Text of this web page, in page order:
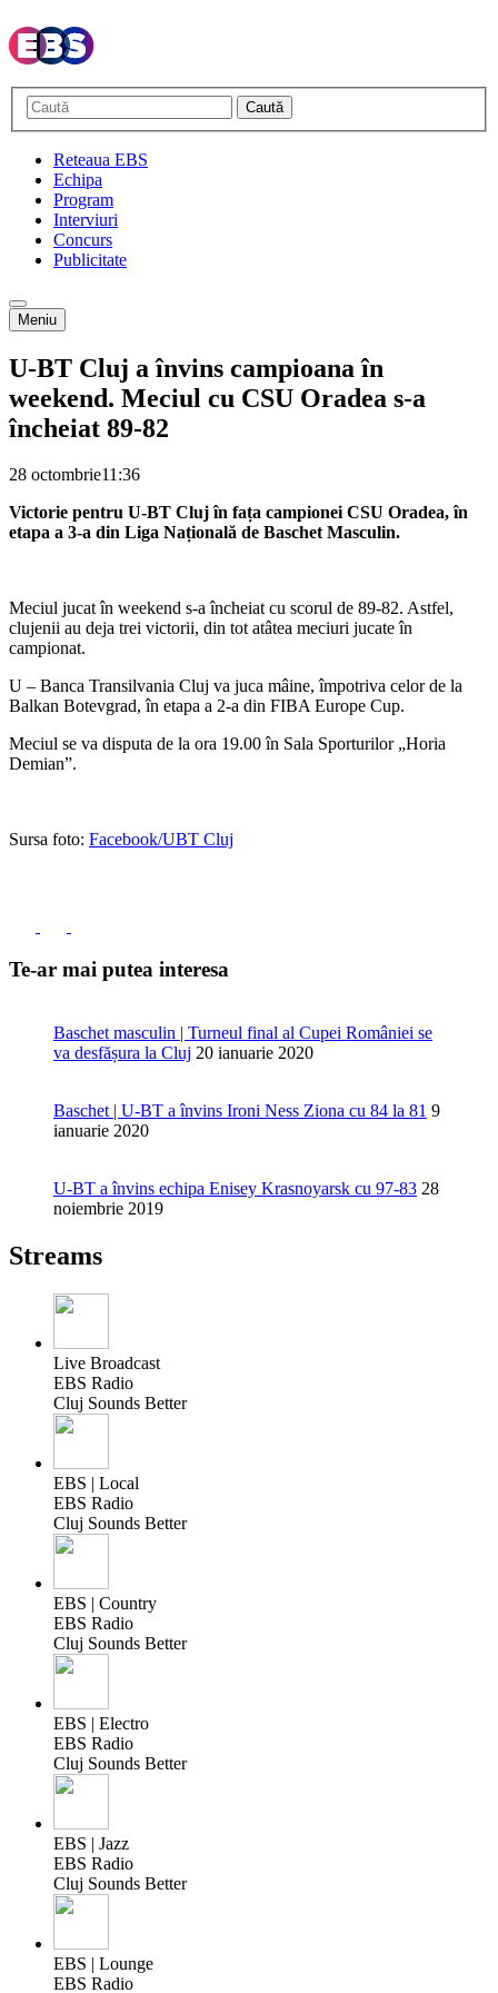
Caută
Reteaua EBS
Echipa
Program
Interviuri
Concurs
Publicitate
Meniu
U-BT Cluj a învins campioana în
weekend. Meciul cu CSU Oradea s-a
încheiat 89-82
28 octombrie11:36
Victorie pentru U-BT Cluj în fața campionei CSU Oradea, în
etapa a 3-a din Liga Națională de Baschet Masculin.
Meciul jucat în weekend s-a încheiat cu scorul de 89-82. Astfel,
clujenii au deja trei victorii, din tot atâtea meciuri jucate în
campionat.
U – Banca Transilvania Cluj va juca mâine, împotriva celor de la
Balkan Botevgrad, în etapa a 2-a din FIBA Europe Cup.
Meciul se va disputa de la ora 19.00 în Sala Sporturilor „Horia
Demian”.
Sursa foto: Facebook/UBT Cluj
Te-ar mai putea interesa
Baschet masculin | Turneul final al Cupei României se
va desfășura la Cluj 20 ianuarie 2020
Baschet | U-BT a învins Ironi Ness Ziona cu 84 la 81 9
ianuarie 2020
U-BT a învins echipa Enisey Krasnoyarsk cu 97-83 28
noiembrie 2019
Streams
Live Broadcast
EBS Radio
Cluj Sounds Better
EBS | Local
EBS Radio
Cluj Sounds Better
EBS | Country
EBS Radio
Cluj Sounds Better
EBS | Electro
EBS Radio
Cluj Sounds Better
EBS | Jazz
EBS Radio
Cluj Sounds Better
EBS | Lounge
EBS Radio